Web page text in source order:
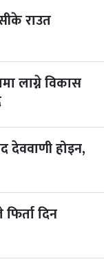
राउत
लाग्ने विकास
देववाणी होइन,
दिन